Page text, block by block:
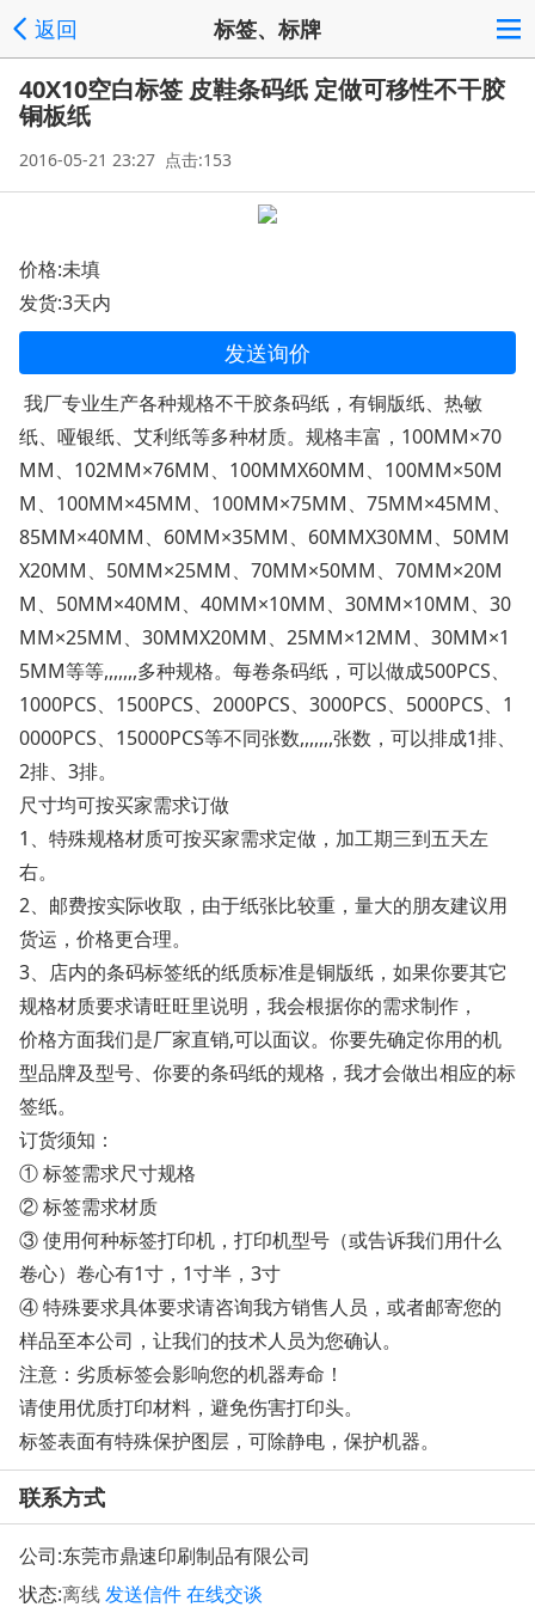
返回 标签、标牌
40X10空白标签 皮鞋条码纸 定做可移性不干胶
铜板纸
2016-05-21 23:27 点击:153
价格:未填
发货:3天内
发送询价
我厂专业生产各种规格不干胶条码纸，有铜版纸、热敏
纸、哑银纸、艾利纸等多种材质。规格丰富，100MM×70
MM、102MM×76MM、100MMX60MM、100MM×50M
M、100MM×45MM、100MM×75MM、75MM×45MM、
85MM×40MM、60MM×35MM、60MMX30MM、50MM
X20MM、50MM×25MM、70MM×50MM、70MM×20M
M、50MM×40MM、40MM×10MM、30MM×10MM、30
MM×25MM、30MMX20MM、25MM×12MM、30MM×1
5MM等等,,,,,,,多种规格。每卷条码纸，可以做成500PCS、
1000PCS、1500PCS、2000PCS、3000PCS、5000PCS、1
0000PCS、15000PCS等不同张数,,,,,,,张数，可以排成1排、
2排、3排。
尺寸均可按买家需求订做
1、特殊规格材质可按买家需求定做，加工期三到五天左
右。
2、邮费按实际收取，由于纸张比较重，量大的朋友建议用
货运，价格更合理。
3、店内的条码标签纸的纸质标准是铜版纸，如果你要其它
规格材质要求请旺旺里说明，我会根据你的需求制作，
价格方面我们是厂家直销,可以面议。你要先确定你用的机
型品牌及型号、你要的条码纸的规格，我才会做出相应的标
签纸。
订货须知：
① 标签需求尺寸规格
② 标签需求材质
③ 使用何种标签打印机，打印机型号（或告诉我们用什么
卷心）卷心有1寸，1寸半，3寸
④ 特殊要求具体要求请咨询我方销售人员，或者邮寄您的
样品至本公司，让我们的技术人员为您确认。
注意：劣质标签会影响您的机器寿命！
请使用优质打印材料，避免伤害打印头。
标签表面有特殊保护图层，可除静电，保护机器。
联系方式
公司:东莞市鼎速印刷制品有限公司
状态:离线发送信件在线交谈